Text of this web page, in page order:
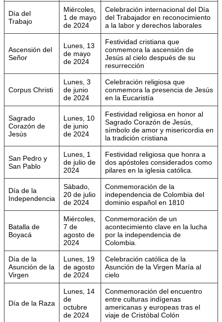
Día del
Trabajo
Miércoles,
1 de mayo
de 2024
Celebración internacional del Día
del Trabajador en reconocimiento
a la labor y derechos laborales
Ascensión del
Señor
Lunes, 13
de mayo
de 2024
Festividad cristiana que
conmemora la ascensión de
Jesús al cielo después de su
resurrección
Corpus Christi
Lunes, 3
de junio
de 2024
Celebración religiosa que
conmemora la presencia de Jesús
en la Eucaristía
Sagrado
Corazón de
Jesús
Lunes, 10
de junio
de 2024
Festividad religiosa en honor al
Sagrado Corazón de Jesús,
símbolo de amor y misericordia en
la tradición cristiana
San Pedro y
San Pablo
Lunes, 1
de julio de
2024
Festividad religiosa que honra a
dos apóstoles considerados como
pilares en la iglesia católica.
Día de la
Independencia
Sábado,
20 de julio
de 2024
Conmemoración de la
independencia de Colombia del
dominio español en 1810
Batalla de
Boyacá
Miércoles,
7 de
agosto de
2024
Conmemoración de un
acontecimiento clave en la lucha
por la independencia de
Colombia.
Día de la
Asunción de la
Virgen
Lunes, 19
de agosto
de 2024
Celebración católica de la
Asunción de la Virgen María al
cielo
Día de la Raza
Lunes, 14
de
octubre
de 2024
Conmemoración del encuentro
entre culturas indígenas
americanas y europeas tras el
viaje de Cristóbal Colón